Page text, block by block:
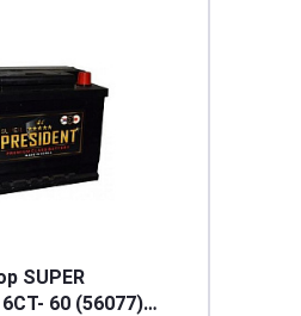
SUPER
6СТ- 60 (56077)